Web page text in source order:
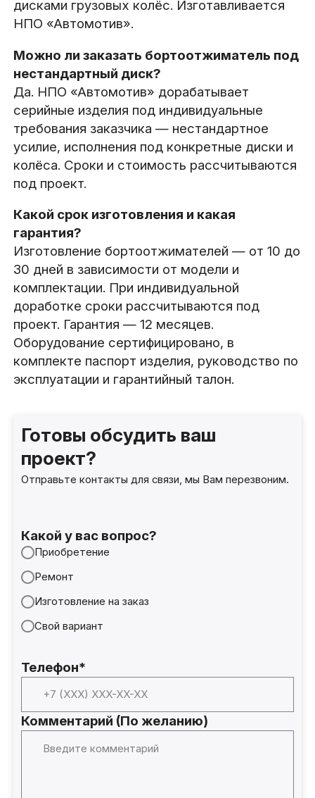
дисками грузовых колёс. Изготавливается
НПО «Автомотив».
Можно ли заказать бортоотжиматель под
нестандартный диск?
Да. НПО «Автомотив» дорабатывает
серийные изделия под индивидуальные
требования заказчика — нестандартное
усилие, исполнения под конкретные диски и
колёса. Сроки и стоимость рассчитываются
под проект.
Какой срок изготовления и какая
гарантия?
Изготовление бортоотжимателей — от 10 до
30 дней в зависимости от модели и
комплектации. При индивидуальной
доработке сроки рассчитываются под
проект. Гарантия — 12 месяцев.
Оборудование сертифицировано, в
комплекте паспорт изделия, руководство по
эксплуатации и гарантийный талон.
Готовы обсудить ваш
проект?
Отправьте контакты для связи, мы Вам перезвоним.
Какой у вас вопрос?
Приобретение
Ремонт
Изготовление на заказ
Свой вариант
Телефон*
Комментарий (По желанию)